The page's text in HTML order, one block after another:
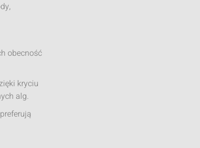
obecność
kryciu
alg.